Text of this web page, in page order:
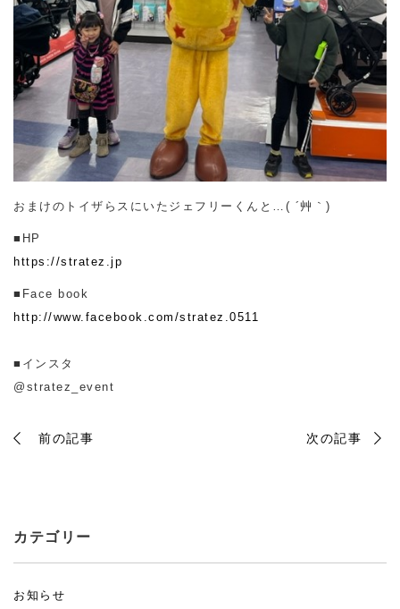
おまけのトイザらスにいたジェフリーくんと…( ´艸｀)
■HP
https://stratez.jp
■Face book
http://www.facebook.com/stratez.0511
■インスタ
@stratez_event
前の記事 次の記事
カテゴリー
お知らせ